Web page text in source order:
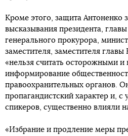
Кроме этого, защита Антоненко
высказывания президента, главы
генерального прокурора,
заместителя, заместителя
«нельзя считать осторожными
информирование
правоохранительных органов.
пропагандистский характер и,
спикеров, существенно влияли
«Избрание и продление меры